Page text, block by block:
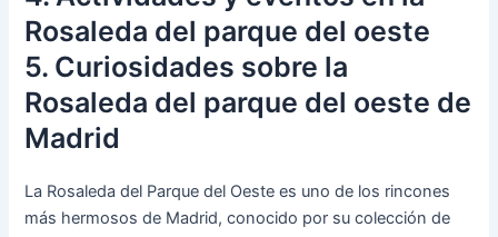
Rosaleda del parque del oeste
5. Curiosidades sobre la
Rosaleda del parque del oeste de
Madrid
La Rosaleda del Parque del Oeste es uno de los rincones
más hermosos de Madrid, conocido por su colección de